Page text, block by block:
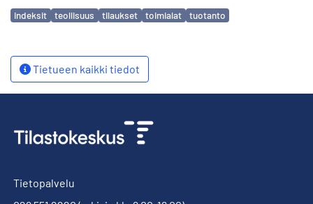
Avainsanat
indeksit teollisuus tilaukset toimialat tuotanto
Tietueen kaikki tiedot
Tietopalvelu